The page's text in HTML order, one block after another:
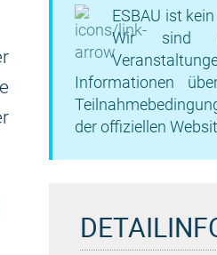
ESBAU ist
Wir sind
Informationen
der offiziellen